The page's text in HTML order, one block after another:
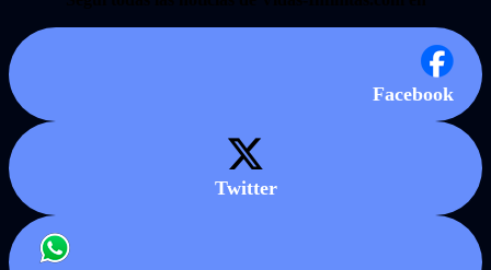
Facebook
Twitter